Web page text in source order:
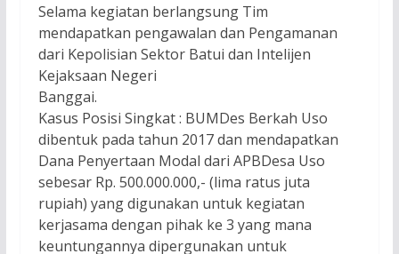
Selama kegiatan berlangsung Tim
mendapatkan pengawalan dan Pengamanan
dari Kepolisian Sektor Batui dan Intelijen
Kejaksaan Negeri
Banggai.
Kasus Posisi Singkat : BUMDes Berkah Uso
dibentuk pada tahun 2017 dan mendapatkan
Dana Penyertaan Modal dari APBDesa Uso
sebesar Rp. 500.000.000,- (lima ratus juta
rupiah) yang digunakan untuk kegiatan
kerjasama dengan pihak ke 3 yang mana
keuntungannya dipergunakan untuk